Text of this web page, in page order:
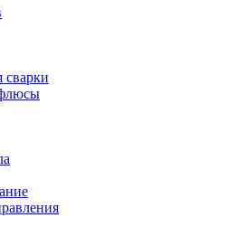
сварки